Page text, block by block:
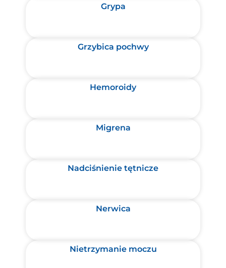
Grypa
Grzybica pochwy
Hemoroidy
Migrena
Nadciśnienie tętnicze
Nerwica
Nietrzymanie moczu